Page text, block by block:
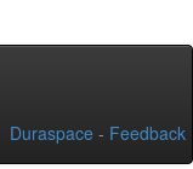
Duraspace - Feedback